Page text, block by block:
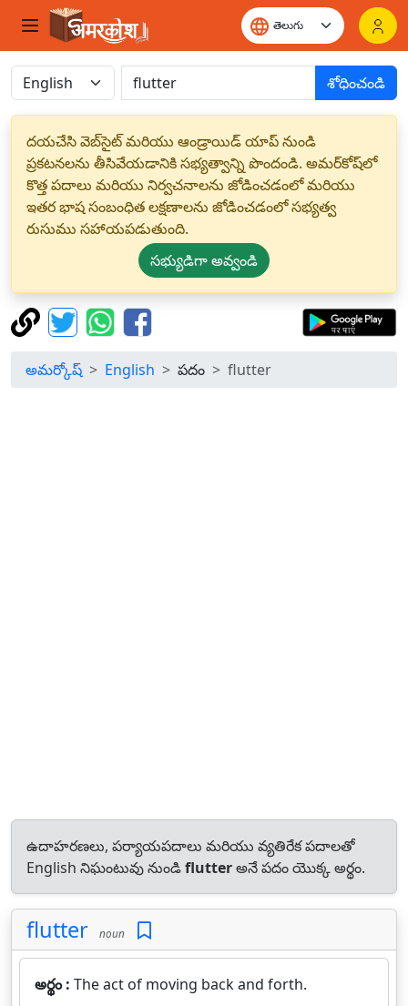
శోధించండి
దయచేసి వెబ్‌సైట్ మరియు ఆండ్రాయిడ్ యాప్ నుండి
ప్రకటనలను తీసివేయడానికి సభ్యత్వాన్ని పొందండి. అమర్‌కోష్‌లో
కొత్త పదాలు మరియు నిర్వచనాలను జోడించడంలో మరియు
ఇతర భాష సంబంధిత లక్షణాలను జోడించడంలో సభ్యత్వ
రుసుము సహాయపడుతుంది.
సభ్యుడిగా అవ్వండి
అమర్కోష్ English పదం flutter
ఉదాహరణలు, పర్యాయపదాలు మరియు వ్యతిరేక పదాలతో
English నిఘంటువు నుండిflutterఅనే పదం యొక్క అర్థం.
flutter noun
అర్థం : The act of moving back and forth.